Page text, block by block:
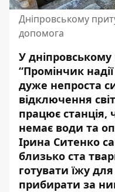
Дніпровському
допомога
У
“Промінчик
дуже непроста
відключення
працює станція,
немає води та
Ірина Ситенко
близько ста
готувати їжу
прибирати за